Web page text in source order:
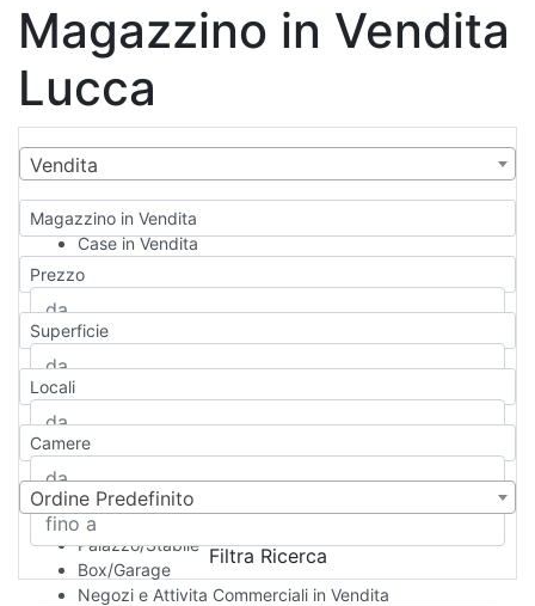
Magazzino in Vendita
Lucca
Vendita
Magazzino in Vendita
Case in Vendita
Qualsiasi
Appartamento
Casa indipendente
Casa Semi-indipendente
Attico/Mansarda
Rustico/Casale
Camera d'Albergo
Multiproprietà
Palazzo/Stabile
Box/Garage
Negozi e Attivita Commerciali in Vendita
Prezzo
Superficie
Locali
Camere
Ordine Predefinito
Filtra Ricerca